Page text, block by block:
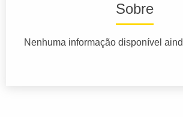
Sobre
Nenhuma informação disponível